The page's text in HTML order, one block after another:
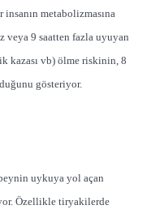
insanın metabolizmasına
veya 9 saatten fazla uyuyan
kazası vb) ölme riskinin, 8
gösteriyor.
uykuya yol açan
Özellikle tiryakilerde